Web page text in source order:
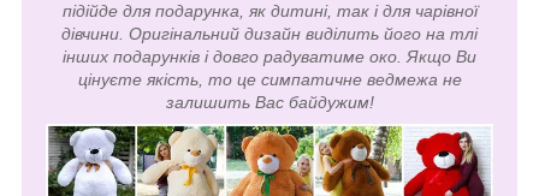
підійде для подарунка, як дитині, так і для чарівної
дівчини. Оригінальний дизайн виділить його на тлі
інших подарунків і довго радуватиме око. Якщо Ви
цінуєте якість, то це симпатичне ведмежа не
залишить Вас байдужим!